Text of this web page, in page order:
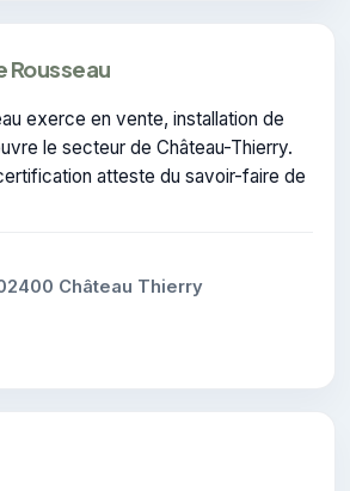
Rousseau
exerce en vente, installation de
le secteur de Château-Thierry.
atteste du savoir-faire de
Château Thierry